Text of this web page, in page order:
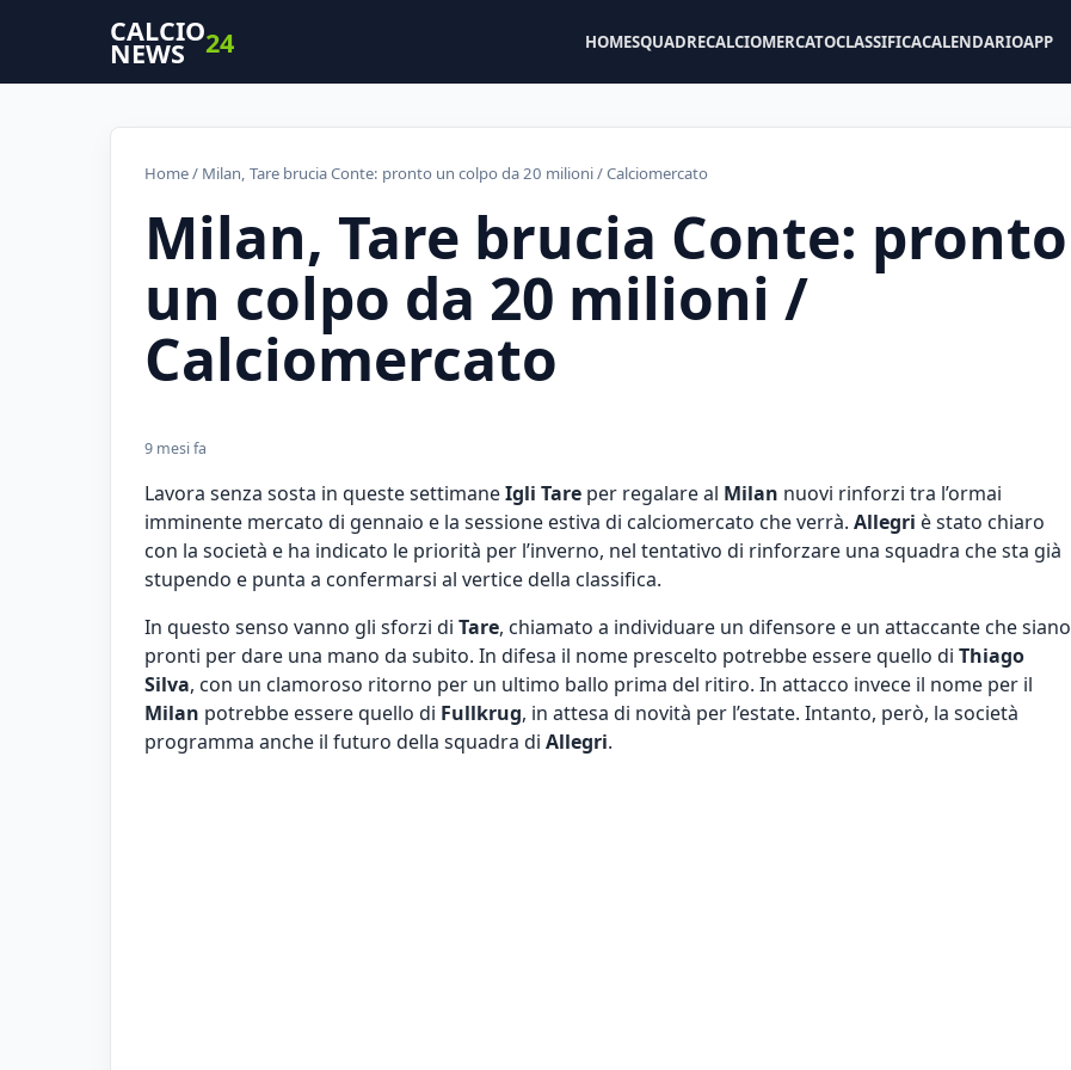
CALCIO
NEWS 24 HOMESQUADRECALCIOMERCATOCLASSIFICACALENDARIOAPP
Home/ Milan, Tare brucia Conte: pronto un colpo da 20 milioni / Calciomercato
Milan, Tare brucia Conte: pronto
un colpo da 20 milioni /
Calciomercato
9 mesi fa
Lavora senza sosta in queste settimaneIgli Tare per regalare al Milan nuovi rinforzi tra l’ormai
imminente mercato di gennaio e la sessione estiva di calciomercato che verrà. Allegri è stato chiaro
con la società e ha indicato le priorità per l’inverno, nel tentativo di rinforzare una squadra che sta già
stupendo e punta a confermarsi al vertice della classifica.
In questo senso vanno gli sforzi di Tare, chiamato a individuare un difensore e un attaccante che siano
pronti per dare una mano da subito. In difesa il nome prescelto potrebbe essere quello di Thiago
Silva, con un clamoroso ritorno per un ultimo ballo prima del ritiro. In attacco invece il nome per il
Milan potrebbe essere quello di Fullkrug, in attesa di novità per l’estate. Intanto, però, la società
programma anche il futuro della squadra di Allegri.